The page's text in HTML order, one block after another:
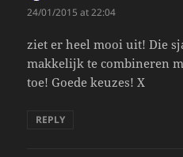
24/01/2015 at 22:04
ziet er heel mooi uit! Die
makkelijk te combineren
toe! Goede keuzes! X
REPLY